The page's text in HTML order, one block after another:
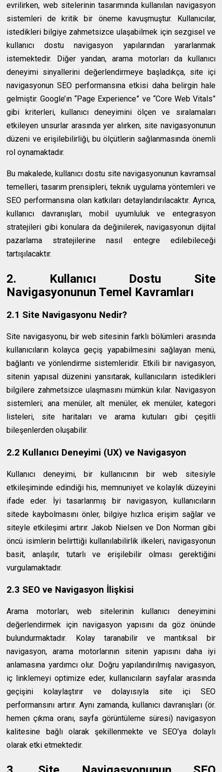
evrilirken, web sitelerinin tasarımında kullanılan navigasyon
sistemleri de kritik bir öneme kavuşmuştur. Kullanıcılar,
istedikleri bilgiye zahmetsizce ulaşabilmek için sezgisel ve
kullanıcı dostu navigasyon yapılarından yararlanmak
istemektedir. Diğer yandan, arama motorları da kullanıcı
deneyimi sinyallerini değerlendirmeye başladıkça, site içi
navigasyonun SEO performansına etkisi daha belirgin hale
gelmiştir. Google’ın “Page Experience” ve “Core Web Vitals”
gibi kriterleri, kullanıcı deneyimini ölçen ve sıralamaları
etkileyen unsurlar arasında yer alırken, site navigasyonunun
düzeni ve erişilebilirliği, bu ölçütlerin sağlanmasında önemli
rol oynamaktadır.
Bu makalede, kullanıcı dostu site navigasyonunun kavramsal
temelleri, tasarım prensipleri, teknik uygulama yöntemleri ve
SEO performansına olan katkıları detaylandırılacaktır. Ayrıca,
kullanıcı davranışları, mobil uyumluluk ve entegrasyon
stratejileri gibi konulara da değinilerek, navigasyonun dijital
pazarlama stratejilerine nasıl entegre edilebileceği
tartışılacaktır.
2. Kullanıcı Dostu Site
Navigasyonunun Temel Kavramları
2.1 Site Navigasyonu Nedir?
Site navigasyonu, bir web sitesinin farklı bölümleri arasında
kullanıcıların kolayca geçiş yapabilmesini sağlayan menü,
bağlantı ve yönlendirme sistemleridir. Etkili bir navigasyon,
sitenin yapısal düzenini yansıtarak, kullanıcıların istedikleri
bilgilere zahmetsizce ulaşmasını mümkün kılar. Navigasyon
sistemleri; ana menüler, alt menüler, ek menüler, kategori
listeleri, site haritaları ve arama kutuları gibi çeşitli
bileşenlerden oluşabilir.
2.2 Kullanıcı Deneyimi (UX) ve Navigasyon
Kullanıcı deneyimi, bir kullanıcının bir web sitesiyle
etkileşiminde edindiği his, memnuniyet ve kolaylık düzeyini
ifade eder. İyi tasarlanmış bir navigasyon, kullanıcıların
sitede kaybolmasını önler, bilgiye hızlıca erişim sağlar ve
siteyle etkileşimi artırır. Jakob Nielsen ve Don Norman gibi
öncü isimlerin belirttiği kullanılabilirlik ilkeleri, navigasyonun
basit, anlaşılır, tutarlı ve erişilebilir olması gerektiğini
vurgulamaktadır.
2.3 SEO ve Navigasyon İlişkisi
Arama motorları, web sitelerinin kullanıcı deneyimini
değerlendirmek için navigasyon yapısını da göz önünde
bulundurmaktadır. Kolay taranabilir ve mantıksal bir
navigasyon, arama motorlarının sitenin yapısını daha iyi
anlamasına yardımcı olur. Doğru yapılandırılmış navigasyon,
iç linklemeyi optimize eder, kullanıcıların sayfalar arasında
geçişini kolaylaştırır ve dolayısıyla site içi SEO
performansını artırır. Aynı zamanda, kullanıcı davranışları (ör.
hemen çıkma oranı, sayfa görüntüleme süresi) navigasyon
kalitesine bağlı olarak şekillenmekte ve SEO’ya dolaylı
olarak etki etmektedir.